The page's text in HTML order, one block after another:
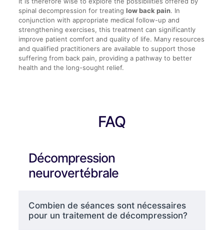
spinal decompression for treating low back pain. In
conjunction with appropriate medical follow-up and
strengthening exercises, this treatment can significantly
improve patient comfort and quality of life. Many resources
and qualified practitioners are available to support those
suffering from back pain, providing a pathway to better
health and the long-sought relief.
FAQ
Décompression
neurovertébrale
Combien de séances sont nécessaires
pour un traitement de décompression?